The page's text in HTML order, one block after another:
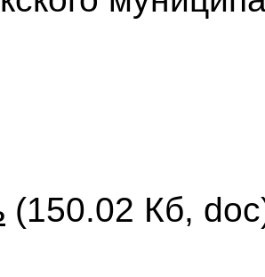
(150.02 Кб,